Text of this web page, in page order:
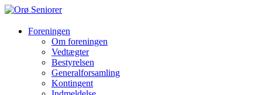
Orø
Seniorer
hyggeligste
Foreningen
Om foreningen
Vedtægter
Bestyrelsen
Generalforsamling
Kontingent